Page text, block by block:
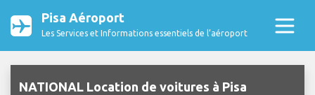
Pisa Aéroport
Les Services et Informations essentiels de l’aéroport
NATIONAL Location de voitures à Pisa